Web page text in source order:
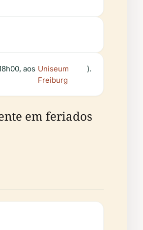
aos Uniseum
Freiburg
).
em feriados